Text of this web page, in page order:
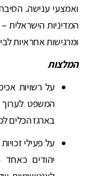
ואמצעי ענישה.
המדיניות הישראלית
ומרגישות אחראיות
המלצות
על רשויות
בארגז הכלים
על פעילי
יהודים